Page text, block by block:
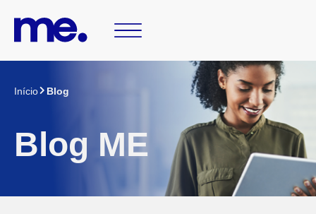
Início Blog
Blog ME